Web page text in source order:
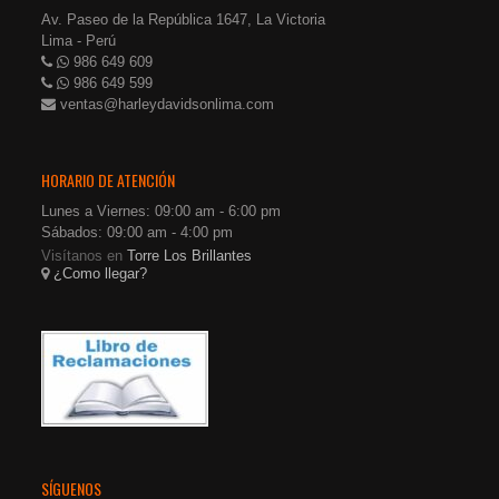
Av. Paseo de la República 1647, La Victoria
Lima - Perú
986 649 609
986 649 599
ventas@harleydavidsonlima.com
HORARIO DE ATENCIÓN
Lunes a Viernes: 09:00 am - 6:00 pm
Sábados: 09:00 am - 4:00 pm
Visítanos enTorre Los Brillantes
¿Como llegar?
SÍGUENOS